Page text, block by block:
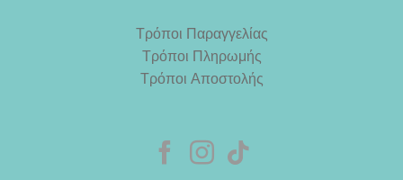
Τρόποι Παραγγελίας
Τρόποι Πληρωμής
Τρόποι Αποστολής